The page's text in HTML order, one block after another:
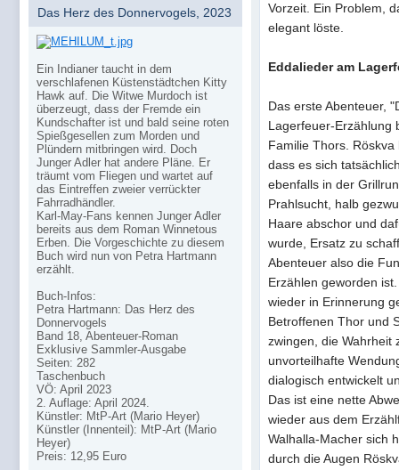
Vorzeit. Ein Problem,
elegant löste.
Eddalieder am
Das erste Abenteuer,
Lagerfeuer-Erzählung
Familie Thors.
dass es sich
ebenfalls in der
Prahlsucht, halb
Haare abschor und
wurde, Ersatz zu
Abenteuer also die
Erzählen geworden
wieder in Erinnerung
Betroffenen Thor und
zwingen, die Wahrheit
unvorteilhafte
dialogisch entwickelt
Das ist eine nette
wieder aus dem
Walhalla-Macher sich
durch die Augen
Das Herz des Donnervogels, 2023
Ein Indianer taucht in dem
verschlafenen Küstenstädtchen Kitty
Hawk auf. Die Witwe Murdoch ist
überzeugt, dass der Fremde ein
Kundschafter ist und bald seine roten
Spießgesellen zum Morden und
Plündern mitbringen wird. Doch
Junger Adler hat andere Pläne. Er
träumt vom Fliegen und wartet auf
das Eintreffen zweier verrückter
Fahrradhändler.
Karl-May-Fans kennen Junger Adler
bereits aus dem Roman Winnetous
Erben. Die Vorgeschichte zu diesem
Buch wird nun von Petra Hartmann
erzählt.
Buch-Infos:
Petra Hartmann: Das Herz des
Donnervogels
Band 18, Abenteuer-Roman
Exklusive Sammler-Ausgabe
Seiten: 282
Taschenbuch
VÖ: April 2023
2. Auflage: April 2024.
Künstler: MtP-Art (Mario Heyer)
Künstler (Innenteil): MtP-Art (Mario
Heyer)
Preis: 12,95 Euro